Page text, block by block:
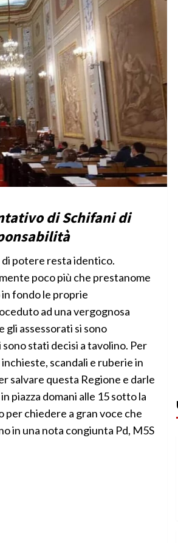
di Schifani di
di potere resta identico.
poco più che prestanome
in fondo le proprie
ad una vergognosa
gli assessorati si sono
stati decisi a tavolino. Per
scandali e ruberie in
salvare questa Regione e darle
piazza domani alle 15 sotto la
per chiedere a gran voce che
in una nota congiunta Pd, M5S